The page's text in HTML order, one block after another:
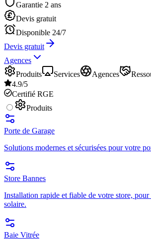
Garantie 2 ans
Devis gratuit
Disponible 24/7
Devis gratuit
Agences
Produits
Services Agences
4.9/5
Certifié RGE
Produits
Porte de Garage
Solutions modernes et sécurisées pour votre
Store Bannes
Installation rapide et fiable de votre store,
solaire.
Baie Vitrée